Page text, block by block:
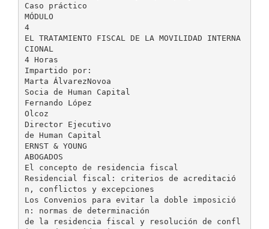
Caso práctico
MÓDULO
4
EL TRATAMIENTO FISCAL DE LA MOVILIDAD INTERNA
CIONAL
4 Horas
Impartido por:
Marta ÁlvarezNovoa
Socia de Human Capital
Fernando López
Olcoz
Director Ejecutivo
de Human Capital
ERNST & YOUNG
ABOGADOS
El concepto de residencia fiscal
Residencial fiscal: criterios de acreditació
n, conflictos y excepciones
Los Convenios para evitar la doble imposició
n: normas de determinación
de la residencia fiscal y resolución de confl